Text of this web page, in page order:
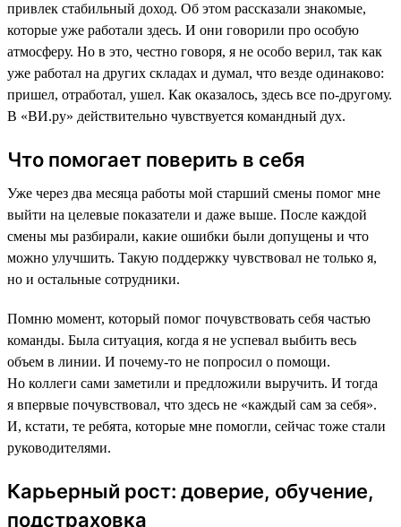
привлек стабильный доход. Об этом рассказали знакомые,
которые уже работали здесь. И они говорили про особую
атмосферу. Но в это, честно говоря, я не особо верил, так как
уже работал на других складах и думал, что везде одинаково:
пришел, отработал, ушел. Как оказалось, здесь все по-другому.
В «ВИ.ру» действительно чувствуется командный дух.
Что помогает поверить в себя
Уже через два месяца работы мой старший смены помог мне
выйти на целевые показатели и даже выше. После каждой
смены мы разбирали, какие ошибки были допущены и что
можно улучшить. Такую поддержку чувствовал не только я,
но и остальные сотрудники.
Помню момент, который помог почувствовать себя частью
команды. Была ситуация, когда я не успевал выбить весь
объем в линии. И почему-то не попросил о помощи.
Но коллеги сами заметили и предложили выручить. И тогда
я впервые почувствовал, что здесь не «каждый сам за себя».
И, кстати, те ребята, которые мне помогли, сейчас тоже стали
руководителями.
Карьерный рост: доверие, обучение,
подстраховка